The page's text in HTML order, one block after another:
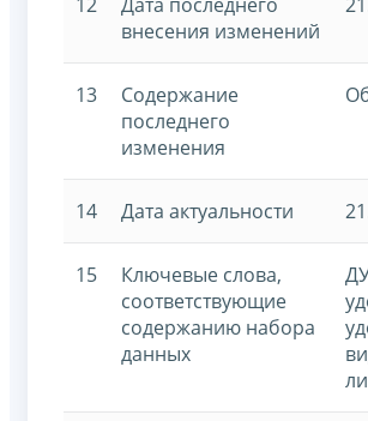
внесения изменений
13
Содержание
последнего
изменения
14 Дата актуальности
15
Ключевые слова,
соответствующие
содержанию набора
данных